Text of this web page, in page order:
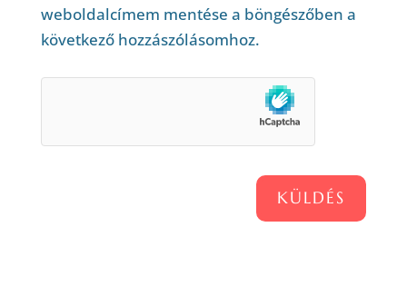
weboldalcímem mentése a böngészőben a
következő hozzászólásomhoz.
KÜLDÉS